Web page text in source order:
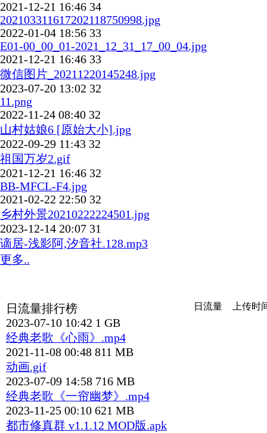
2021-12-21 16:46 34
202103311617202118750998.jpg
2022-01-04 18:56 33
E01-00_00_01-2021_12_31_17_00_04.jpg
2021-12-21 16:46 33
微信图片_20211220145248.jpg
2023-07-20 13:02 32
11.png
2022-11-24 08:40 32
山村姑娘6 [原始大小].jpg
2022-09-29 11:43 32
祖国万岁2.gif
2021-12-21 16:46 32
BB-MFCL-F4.jpg
2021-02-22 22:50 32
乡村外景20210222224501.jpg
2023-12-14 20:07 31
谪居-浅影阿,汐音社.128.mp3
更多..
日流量排行榜 上传时
日流量
2023-07-10 10:42 1 GB
经典老歌《心雨》.mp4
2021-11-08 00:48 811 MB
动画.gif
2023-07-09 14:58 716 MB
经典老歌《一帘幽梦》.mp4
2023-11-25 00:10 621 MB
都市修真群 v1.1.12 MOD版.apk